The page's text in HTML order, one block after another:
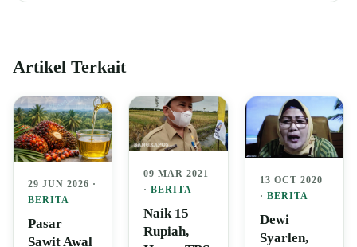
Artikel Terkait
29 JUN 2026 ·
BERITA
Pasar
Sawit Awal
09 MAR 2021
·BERITA
Naik 15
Rupiah,
13 OCT 2020
· BERITA
Dewi
Syarlen,